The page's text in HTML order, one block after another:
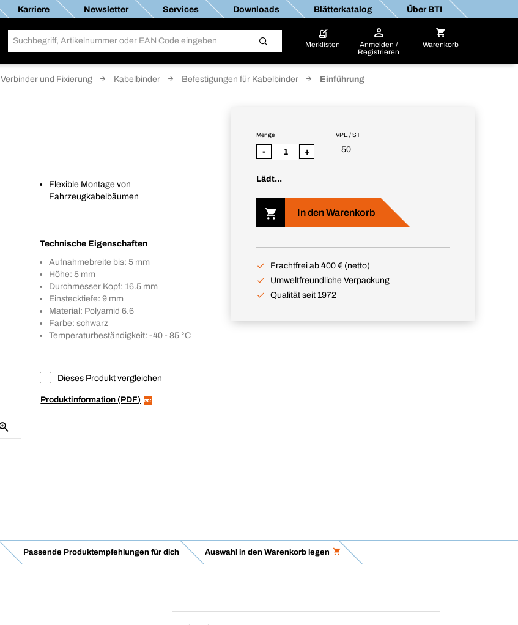
Karriere Newsletter Services Downloads Blätterkatalog Über BTI
Merklisten
Anmelden /
Registrieren
Warenkorb
Verbinder und Fixierung Kabelbinder Befestigungen für Kabelbinder Einführung
Flexible Montage von
Fahrzeugkabelbäumen
Technische Eigenschaften
Aufnahmebreite bis: 5 mm
Höhe: 5 mm
Durchmesser Kopf: 16.5 mm
Einstecktiefe: 9 mm
Material: Polyamid 6.6
Farbe: schwarz
Temperaturbeständigkeit: -40 - 85 °C
Dieses Produkt vergleichen
Produktinformation (PDF)
VPE / ST
50
Menge
- +
Lädt...
In den Warenkorb
Frachtfrei ab 400 € (netto)
Umweltfreundliche Verpackung
Qualität seit 1972
Passende Produktempfehlungen für dich Auswahl in den Warenkorb legen